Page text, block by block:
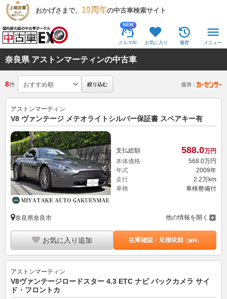
おかげさまで、 19周年の中古車検索サイト
NEW
クルマAI お気に入り 履歴 メニュー
奈良県 アストンマーティンの中古車
8件 絞り込む 提供：
アストンマーティン
V8 ヴァンテージ メテオライトシルバー保証書 スペアキー有
支払総額 588.0万円
本体価格
568. 0万円
年式
2009年
走行
2.2万km
車検
車検整備付
奈良県奈良市 他の情報を開く
お気に入り追加 在庫確認・見積依頼（無料）
アストンマーティン
V8ヴァンテージロードスター 4.3 ETC ナビ バックカメラ サイ
ド・フロントカ